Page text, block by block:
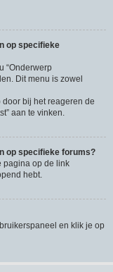
op specifieke
“Onderwerp
Dit menu is zowel
bij het reageren de
aan te vinken.
op specifieke forums?
pagina op de link
hebt.
en klik je op